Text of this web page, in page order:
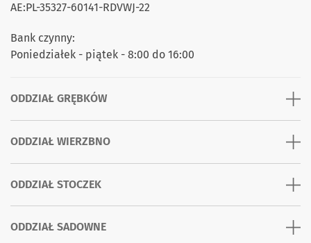
AE:PL-35327-60141-RDVWJ-22
Bank czynny:
Poniedziałek - piątek - 8:00 do 16:00
ODDZIAŁ GRĘBKÓW
ODDZIAŁ WIERZBNO
ODDZIAŁ STOCZEK
ODDZIAŁ SADOWNE